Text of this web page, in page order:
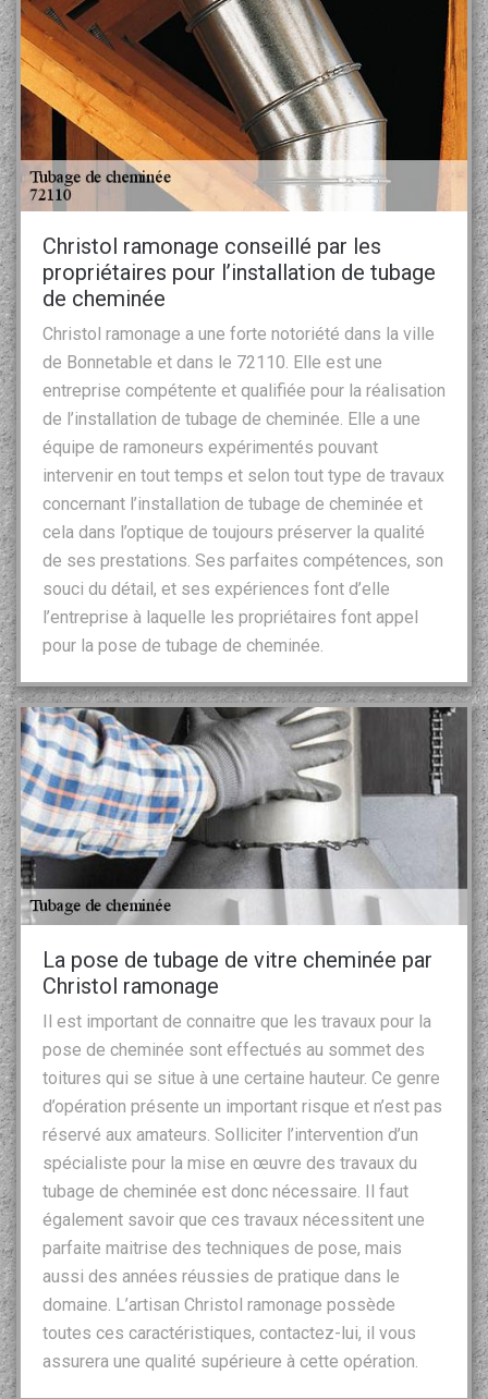
Christol ramonage conseillé par les
propriétaires pour l’installation de tubage
de cheminée
Christol ramonage a une forte notoriété dans la ville
de Bonnetable et dans le 72110. Elle est une
entreprise compétente et qualifiée pour la réalisation
de l’installation de tubage de cheminée. Elle a une
équipe de ramoneurs expérimentés pouvant
intervenir en tout temps et selon tout type de travaux
concernant l’installation de tubage de cheminée et
cela dans l’optique de toujours préserver la qualité
de ses prestations. Ses parfaites compétences, son
souci du détail, et ses expériences font d’elle
l’entreprise à laquelle les propriétaires font appel
pour la pose de tubage de cheminée.
La pose de tubage de vitre cheminée par
Christol ramonage
Il est important de connaitre que les travaux pour la
pose de cheminée sont effectués au sommet des
toitures qui se situe à une certaine hauteur. Ce genre
d’opération présente un important risque et n’est pas
réservé aux amateurs. Solliciter l’intervention d’un
spécialiste pour la mise en œuvre des travaux du
tubage de cheminée est donc nécessaire. Il faut
également savoir que ces travaux nécessitent une
parfaite maitrise des techniques de pose, mais
aussi des années réussies de pratique dans le
domaine. L’artisan Christol ramonage possède
toutes ces caractéristiques, contactez-lui, il vous
assurera une qualité supérieure à cette opération.